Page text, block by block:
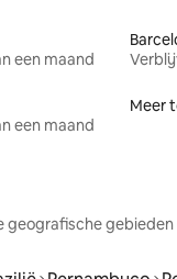
een maand
een maand
Meer
geografische